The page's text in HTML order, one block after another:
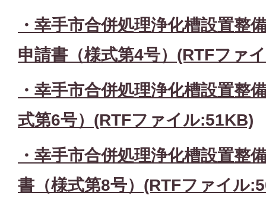
・幸手市合併処理浄化槽設置整
申請書（様式第4号） (RTFファ
・幸手市合併処理浄化槽設置整
式第6号）(RTFファイル:51KB)
・幸手市合併処理浄化槽設置整
書（様式第8号）(RTFファイル